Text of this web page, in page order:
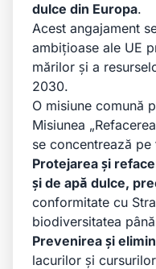
dulce din Europa.
Acest angajament
ambițioase ale UE
mărilor și a
2030.
O misiune comună
Misiunea
se concentrează
Protejarea și
și de apă dulce,
conformitate cu
biodiversitatea
Prevenirea și
lacurilor și